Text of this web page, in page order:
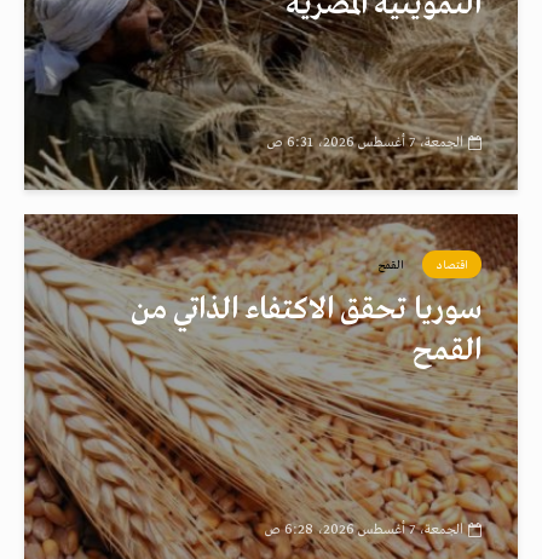
الجمعة، 7 أغسطس 2026، 6:31 ص
اقتصاد القمح
سوريا تحقق الاكتفاء الذاتي من
القمح
الجمعة، 7 أغسطس 2026، 6:28 ص